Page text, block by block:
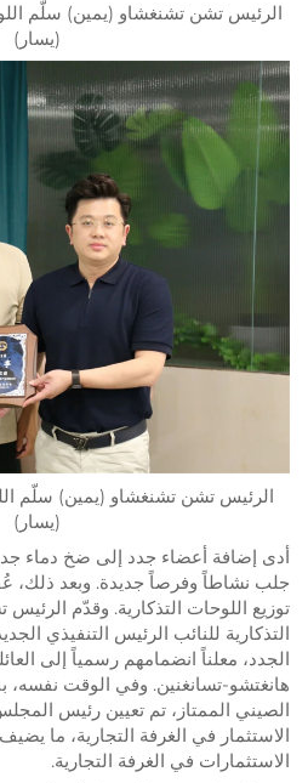
الرئيس تشن تشنغشاو (يمين) سلّم
(يسار)
الرئيس تشن تشنغشاو (يمين) سلّم
(يسار)
أدى إضافة أعضاء جدد إلى ضخ دماء
جلب نشاطاً وفرصاً جديدة. وبعد ذلك،
توزيع اللوحات التذكارية. وقدّم
التذكارية للنائب الرئيس التنفيذي
الجدد، معلناً انضمامهم رسمياً إلى
هانغتشو-تسانغنين. وفي الوقت نفسه،
الصيني الممتاز، تم تعيين رئيس
الاستثمار في الغرفة التجارية، ما
الاستثمارات في الغرفة التجارية.